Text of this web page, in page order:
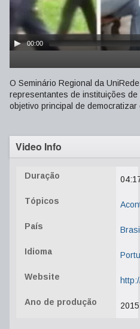
00:00
O Seminário Regional da
representantes de instituições de
objetivo principal de
Video Info
Duração
Tópicos
País Brasil
Idioma
Website
Ano de produção 2015